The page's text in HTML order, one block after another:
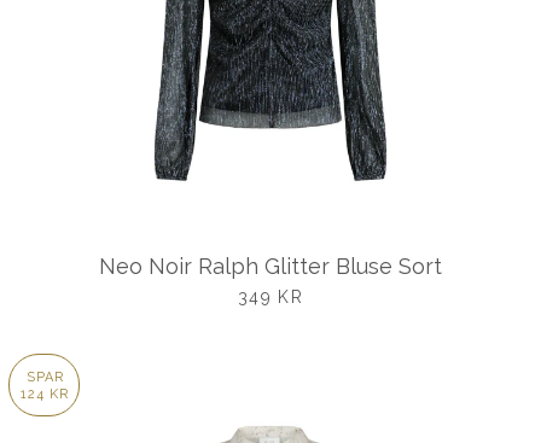
Neo Noir Ralph Glitter Bluse Sort
UDSALGSPRIS
349 KR
SPAR
124 KR